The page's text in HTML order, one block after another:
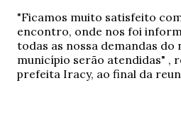
"Ficamos muito satisfeito
encontro, onde nos foi
todas as nossa demandas do
município serão atendidas" ,
prefeita Iracy, ao final da